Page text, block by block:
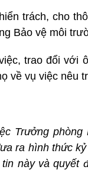
trách, cho
Bảo vệ môi
trao đổi với
về vụ việc nêu
Trưởng
ra hình thức
này và quyết